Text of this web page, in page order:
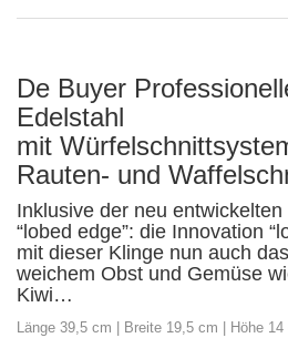
De Buyer
Edelstahl
mit
Rauten- und
Inklusive der neu
“lobed edge”: die Innovation
mit dieser Klinge nun auch
weichem Obst und Gemüse
Kiwi…
Länge 39,5 cm | Breite 19,5 cm | Höhe